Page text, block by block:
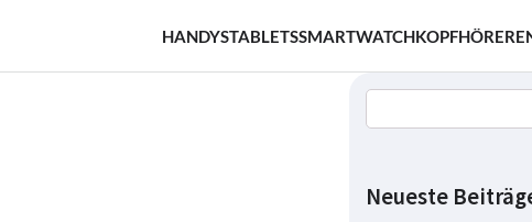
HANDYSTABLETSSMARTWATCHKOPFHÖRER
Neueste